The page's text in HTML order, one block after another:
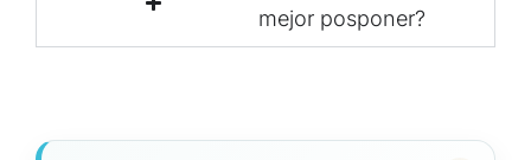
mejor posponer?